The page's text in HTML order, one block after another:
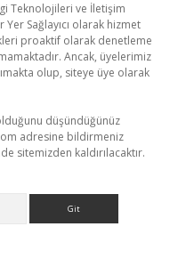
Teknolojileri ve İletişim
Sağlayıcı olarak hizmet
proaktif olarak denetleme
Ancak, üyelerimiz
olup, siteye üye olarak
düşündüğünüz
adresine bildirmeniz
sitemizden kaldırılacaktır.